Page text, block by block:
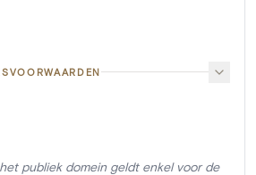
publiek domein geldt enkel voor de